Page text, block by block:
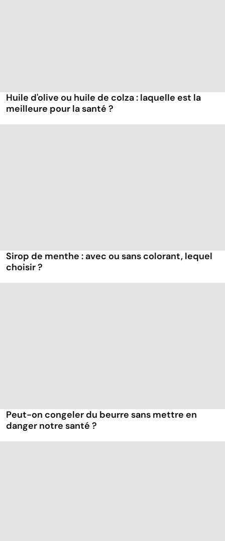
Huile d'olive ou huile de colza : laquelle est la
meilleure pour la santé ?
Sirop de menthe : avec ou sans colorant, lequel
choisir ?
Peut-on congeler du beurre sans mettre en
danger notre santé ?